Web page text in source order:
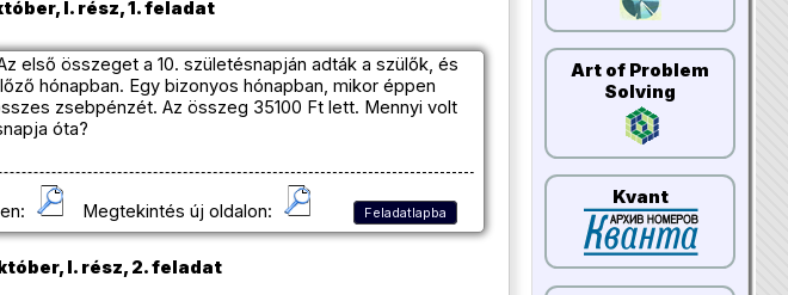
I. rész, 1. feladat
első összeget a 10. születésnapján adták a szülők, és
hónapban. Egy bizonyos hónapban, mikor éppen
zsebpénzét. Az összeg 35100 Ft lett. Mennyi volt
óta?
Megtekintés új oldalon: Feladatlapba
I. rész, 2. feladat
Art of Problem
Solving
Kvant